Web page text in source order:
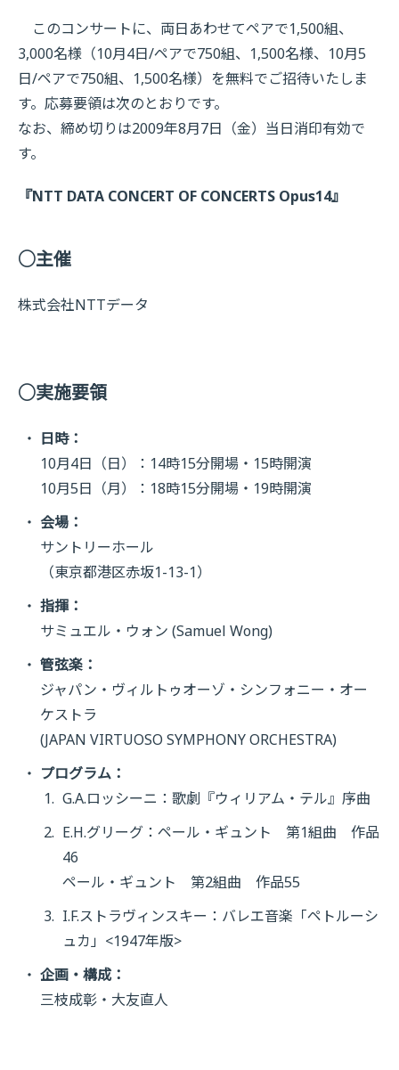
このコンサートに、両日あわせてペアで1,500組、
3,000名様（10月4日/ペアで750組、1,500名様、10月5
日/ペアで750組、1,500名様）を無料でご招待いたしま
す。応募要領は次のとおりです。
なお、締め切りは2009年8月7日（金）当日消印有効で
す。
『NTT DATA CONCERT OF CONCERTS Opus14』
○主催
株式会社NTTデータ
○実施要領
日時：
10月4日（日）：14時15分開場・15時開演
10月5日（月）：18時15分開場・19時開演
会場：
サントリーホール
（東京都港区赤坂1-13-1）
指揮：
サミュエル・ウォン (Samuel Wong)
管弦楽：
ジャパン・ヴィルトゥオーゾ・シンフォニー・オー
ケストラ
(JAPAN VIRTUOSO SYMPHONY ORCHESTRA)
プログラム：
G.A.ロッシーニ：歌劇『ウィリアム・テル』序曲
E.H.グリーグ：ペール・ギュント 第1組曲 作品
46
ペール・ギュント 第2組曲 作品55
I.F.ストラヴィンスキー：バレエ音楽「ペトルーシ
ュカ」<1947年版>
企画・構成：
三枝成彰・大友直人